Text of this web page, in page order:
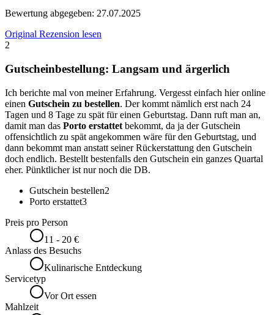
Bewertung abgegeben: 27.07.2025
Original Rezension lesen
2
Gutscheinbestellung: Langsam und ärgerlich
Ich berichte mal von meiner Erfahrung. Vergesst einfach hier online
einen Gutschein zu bestellen. Der kommt nämlich erst nach 24
Tagen und 8 Tage zu spät für einen Geburtstag. Dann ruft man an,
damit man das Porto erstattet bekommt, da ja der Gutschein
offensichtlich zu spät angekommen wäre für den Geburtstag, und
dann bekommt man anstatt seiner Rückerstattung den Gutschein
doch endlich. Bestellt bestenfalls den Gutschein ein ganzes Quartal
eher. Pünktlicher ist nur noch die DB.
Gutschein bestellen2
Porto erstattet3
Preis pro Person
11 - 20 €
Anlass des Besuchs
Kulinarische Entdeckung
Servicetyp
Vor Ort essen
Mahlzeit